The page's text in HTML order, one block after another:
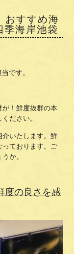
おすすめ海
季海岸池袋
です。
！鮮度抜群の本
ださい。
介いたします。鮮
っております。ご
か。
度の良さを感